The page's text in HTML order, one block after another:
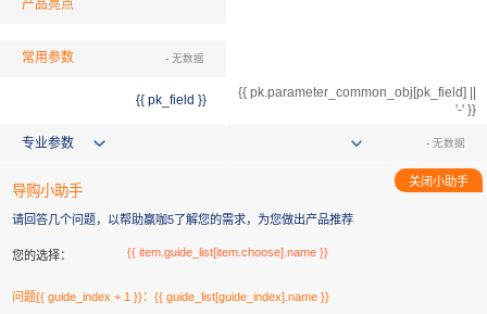
产品亮点
常用参数 - 无数据
{{ pk_field }}
{{ pk.parameter_common_obj[pk_field] ||
'-' }}
专业参数 - 无数据
关闭小助手
导购小助手
请回答几个问题，以帮助赢咖5了解您的需求，为您做出产品推荐
您的选择： {{ item.guide_list[item.choose].name }}
问题{{ guide_index + 1 }}：{{ guide_list[guide_index].name }}